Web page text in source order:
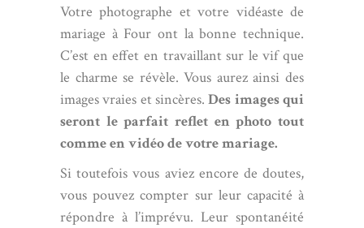
Votre photographe et votre vidéaste de
mariage à Four ont la bonne technique.
C’est en effet en travaillant sur le vif que
le charme se révèle. Vous aurez ainsi des
images vraies et sincères.Des images qui
seront le parfait reflet en photo tout
comme en vidéo de votre mariage.
Si toutefois vous aviez encore de doutes,
vous pouvez compter sur leur capacité à
répondre à l’imprévu. Leur spontanéité